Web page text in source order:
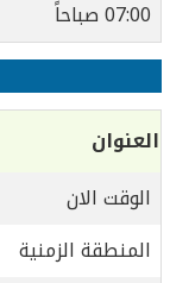
07:00 صباحاً
العنوان
الوقت الان
المنطقة الزمنية